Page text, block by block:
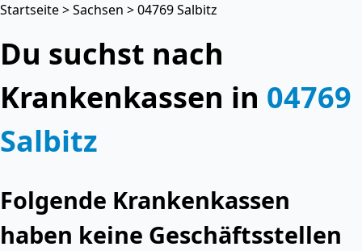
Startseite>Sachsen > 04769 Salbitz
Du suchst nach
Krankenkassen in 04769
Salbitz
Folgende Krankenkassen
haben keine Geschäftsstellen